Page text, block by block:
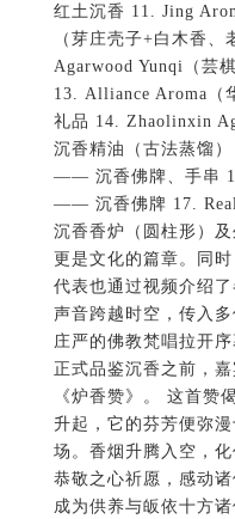
红土沉香 11. Jing
（芽庄壳子+白木香、
Agarwood Yunqi（芸
13. Alliance Aroma（
礼品 14. Zhaolinxin
沉香精油（古法蒸馏
—— 沉香佛牌、手串
—— 沉香佛牌 17.
沉香香炉（圆柱形）
更是文化的篇章。同
代表也通过视频介绍
声音跨越时空，传入
庄严的佛教梵唱拉开
正式品鉴沉香之前，
《炉香赞》。 这首赞
升起，它的芬芳便弥
场。香烟升腾入空，
恭敬之心祈愿，感动
成为供养与皈依十方